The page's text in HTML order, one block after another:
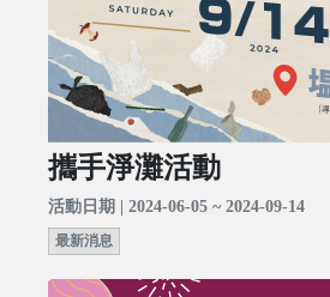
攜手淨灘活動
活動日期 | 2024-06-05 ~ 2024-09-14
最新消息